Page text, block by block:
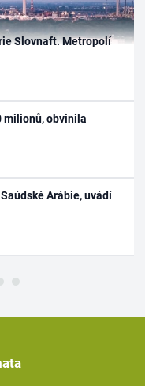
Slovnaft. Metropolí
milionů, obvinila
Arábie, uvádí